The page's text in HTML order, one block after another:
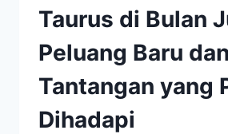
Taurus di Bulan
Peluang Baru dan
Tantangan yang
Dihadapi